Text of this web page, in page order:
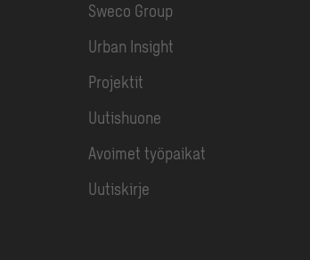
Sweco Group
Urban Insight
Projektit
Uutishuone
Avoimet työpaikat
Uutiskirje